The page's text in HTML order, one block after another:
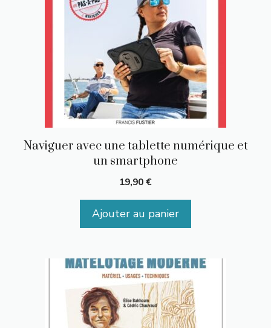
Naviguer avec une tablette numérique et
un smartphone
19,90€
Ajouter au panier